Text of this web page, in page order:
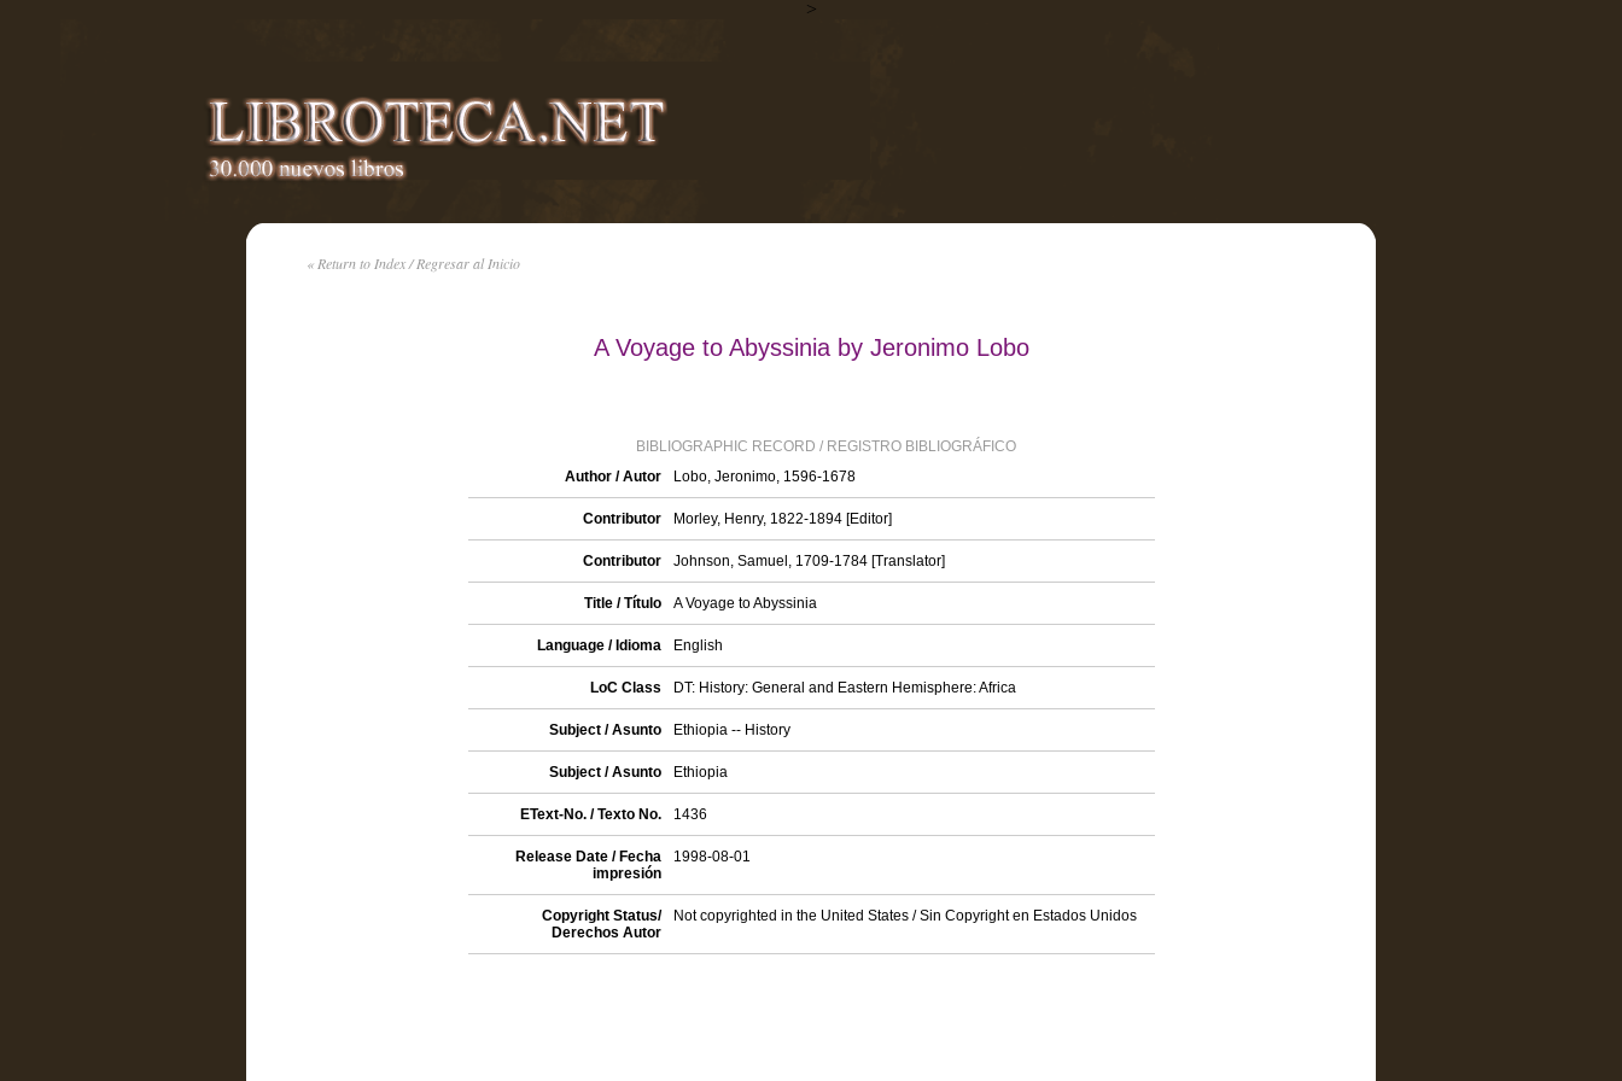
>
« Return to Index / Regresar al Inicio
A Voyage to Abyssinia by Jeronimo Lobo
BIBLIOGRAPHIC RECORD / REGISTRO BIBLIOGRÁFICO
Author / Autor
Lobo, Jeronimo, 1596-1678
Contributor Morley, Henry, 1822-1894 [Editor]
Contributor Johnson, Samuel, 1709-1784 [Translator]
Title / Título A Voyage to Abyssinia
Language / Idioma English
LoC Class DT: History: General and Eastern Hemisphere: Africa
Subject / Asunto Ethiopia -- History
Subject / Asunto Ethiopia
EText-No. / Texto No. 1436
Release Date / Fecha
impresión
1998-08-01
Copyright Status/
Derechos Autor
Not copyrighted in the United States / Sin Copyright en Estados Unidos